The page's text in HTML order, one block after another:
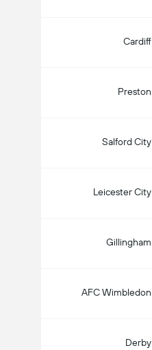
Cardiff
Preston
Salford City
Leicester City
Gillingham
AFC Wimbledon
Derby